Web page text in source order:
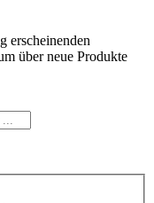
erscheinenden
über neue Produkte